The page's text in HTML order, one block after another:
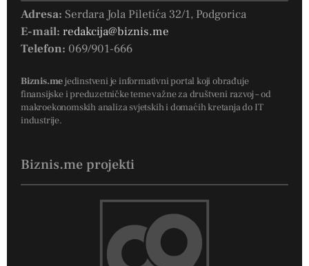
Adresa: Serdara Jola Piletića 32/1, Podgorica
E-mail: redakcija@biznis.me
Telefon: 069/901-666
Biznis.mejedinstveni je informativni portal koji obrađuje
finansijske i preduzetničke teme važne za društveni razvoj – od
makroekonomskih analiza svjetskih i domaćih kretanja do IT
industrije.
Biznis.me projekti